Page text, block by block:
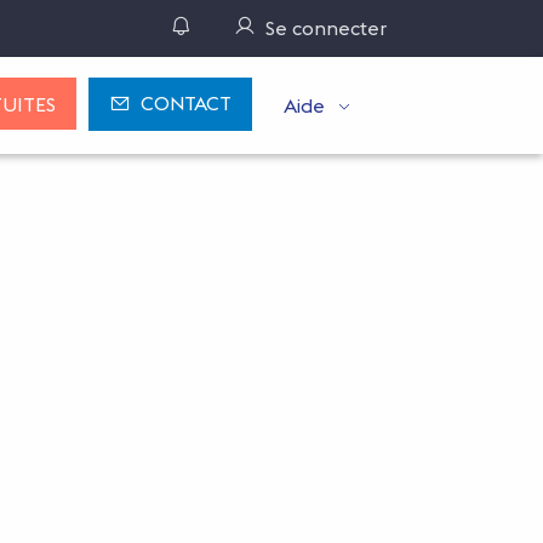
Gérer ses notifications
Se connecter
CONTACT Aide